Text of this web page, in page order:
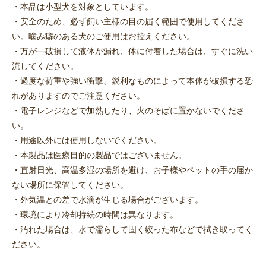
・本品は小型犬を対象としています。
・安全のため、必ず飼い主様の目の届く範囲で使用してくださ
い。噛み癖のある犬のご使用はお控えください。
・万が一破損して液体が漏れ、体に付着した場合は、すぐに洗い
流してください。
・過度な荷重や強い衝撃、鋭利なものによって本体が破損する恐
れがありますのでご注意ください。
・電子レンジなどで加熱したり、火のそばに置かないでくださ
い。
・用途以外には使用しないでください。
・本製品は医療目的の製品ではございません。
・直射日光、高温多湿の場所を避け、お子様やペットの手の届か
ない場所に保管してください。
・外気温との差で水滴が生じる場合がございます。
・環境により冷却持続の時間は異なります。
・汚れた場合は、水で濡らして固く絞った布などで拭き取ってく
ださい。